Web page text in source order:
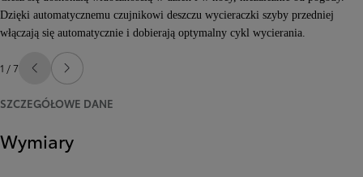
Dzięki automatycznemu czujnikowi deszczu wycieraczki szyby przedniej
włączają się automatycznie i dobierają optymalny cykl wycierania.
1 / 7 PoprzedniNastępny
SZCZEGÓŁOWE DANE
Wymiary